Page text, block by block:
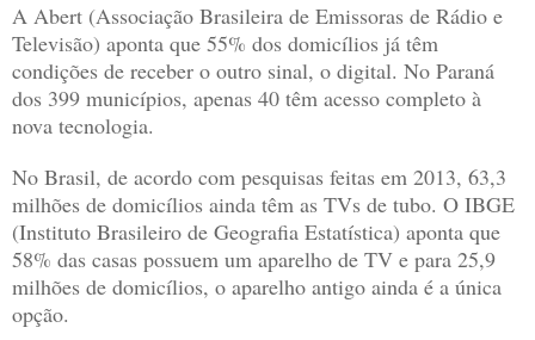
A Abert (Associação Brasileira de Emissoras de Rádio e
Televisão) aponta que 55% dos domicílios já têm
condições de receber o outro sinal, o digital. No Paraná
dos 399 municípios, apenas 40 têm acesso completo à
nova tecnologia.
No Brasil, de acordo com pesquisas feitas em 2013, 63,3
milhões de domicílios ainda têm as TVs de tubo. O IBGE
(Instituto Brasileiro de Geografia Estatística) aponta que
58% das casas possuem um aparelho de TV e para 25,9
milhões de domicílios, o aparelho antigo ainda é a única
opção.